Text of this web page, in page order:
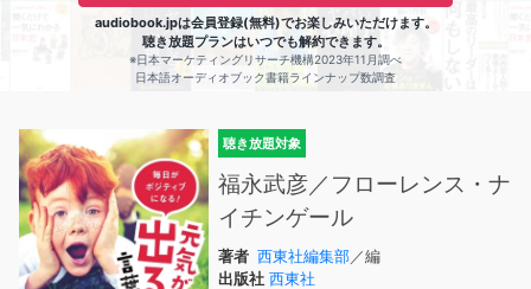
audiobook.jpは会員登録(無料)でお楽しみいただけます。
聴き放題プランはいつでも解約できます。
※日本マーケティングリサーチ機構2023年11月調べ
日本語オーディオブック書籍ラインナップ数調査
聴き放題対象
福永武彦／フローレンス・ナ
イチンゲール
著者 西東社編集部／編
出版社 西東社